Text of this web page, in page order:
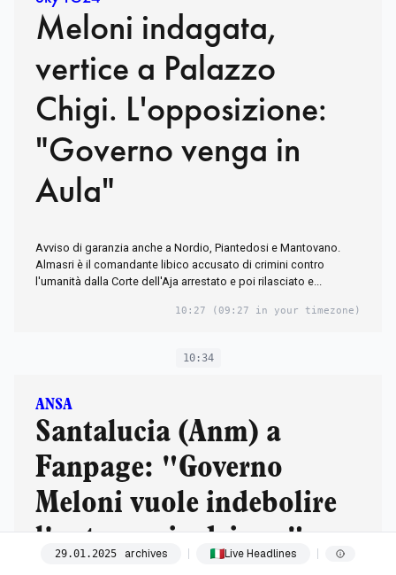
Meloni indagata,
vertice a Palazzo
Chigi. L'opposizione:
"Governo venga in
Aula"
Avviso di garanzia anche a Nordio, Piantedosi e Mantovano.
Almasri è il comandante libico accusato di crimini contro
l'umanità dalla Corte dell'Aja arrestato e poi rilasciato e...
10:27 (09:27 in your timezone)
10:34
ANSA
Santalucia (Anm) a
Fanpage: "Governo
Meloni vuole indebolire
l'autonomia dei pm"
29.01.2025 archives Live Headlines